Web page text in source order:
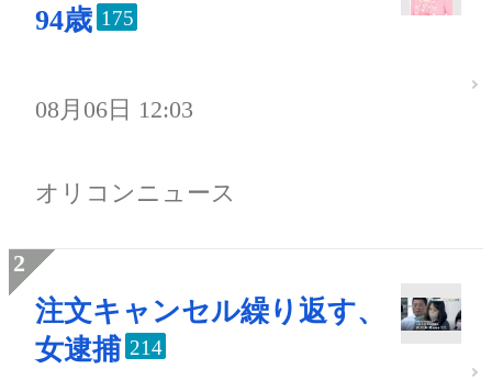
94歳 175
08月06日 12:03
オリコンニュース
注文キャンセル繰り返す、
女逮捕 214